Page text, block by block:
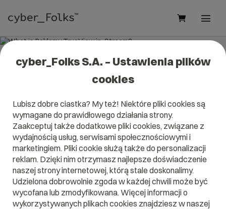
What is Reklamy TrueView in-
Read what it isReklamy TrueView in-Streamin our
dictionary.
It will help you better understand what exactly it isReklamy
TrueView in-Streamand what is the meaning to you in
everyday use.
A B C D E F G H
cyber_Folks S.A. – Ustawienia plików
cookies
Lubisz dobre ciastka? My też! Niektóre pliki cookies są
wymagane do prawidłowego działania strony.
Zaakceptuj także dodatkowe pliki cookies, związane z
wydajnością usług, serwisami społecznościowymi i
marketingiem. Pliki cookie służą także do personalizacji
reklam. Dzięki nim otrzymasz najlepsze doświadczenie
naszej strony internetowej, którą stale doskonalimy.
Udzielona dobrowolnie zgoda w każdej chwili może być
wycofana lub zmodyfikowana. Więcej informacji o
wykorzystywanych plikach cookies znajdziesz w naszej